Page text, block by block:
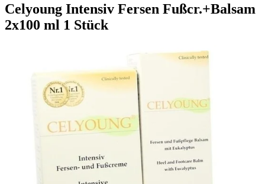
Celyoung Intensiv Fersen Fußcr.+Balsam
2x100 ml 1 Stück